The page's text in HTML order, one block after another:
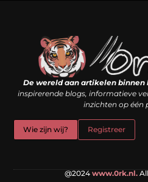
De wereld aan artikelen binnen
inspirerende blogs, informatieve
inzichten op één
Wie zijn wij? Registreer
@2024 www.0rk.nl.